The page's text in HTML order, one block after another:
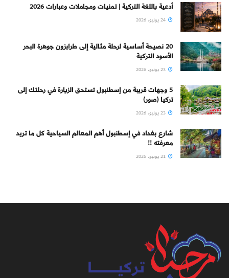
أدعية باللغة التركية | تمنيات ومجاملات وعبارات 2026
20 نصيحة أساسية لرحلة مثالية إلى طرابزون جوهرة البحر
الأسود التركية
5 وجهات قريبة من إسطنبول تستحق الزيارة في رحلتك إلى
تركيا (صور)
شارع بغداد في إسطنبول أهم المعالم السياحية كل ما تريد
معرفته !!